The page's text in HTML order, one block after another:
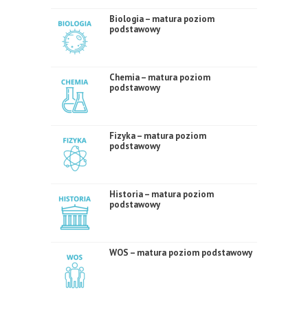
Biologia – matura poziom
podstawowy
Chemia – matura poziom
podstawowy
Fizyka – matura poziom
podstawowy
Historia – matura poziom
podstawowy
WOS – matura poziom podstawowy